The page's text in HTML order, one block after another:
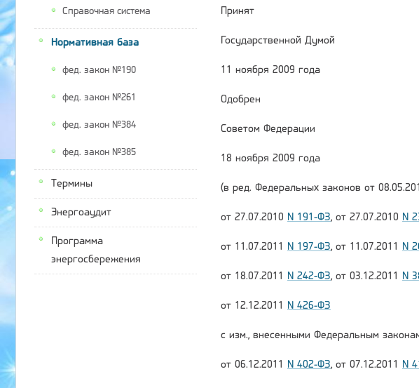
Справочная система
Нормативная база
фед. закон №190
фед. закон №261
фед. закон №384
фед. закон №385
Термины
Энергоаудит
Программа
энергосбережения
Принят
Государственной Думой
11 ноября 2009 года
Одобрен
Советом Федерации
18 ноября 2009 года
(в ред. Федеральных законов от
от 27.07.2010 N 191-ФЗ, от 27.07.2010 N
от 11.07.2011 N 197-ФЗ, от 11.07.2011 N
от 18.07.2011 N 242-ФЗ, от 03.12.2011 N
от 12.12.2011 N 426-ФЗ
с изм., внесенными Федеральным
от 06.12.2011 N 402-ФЗ, от 07.12.2011 N